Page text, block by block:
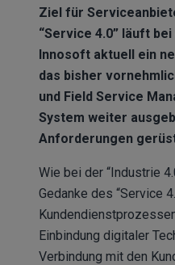
Ziel für
“Service 4.0” läuft
Innosoft aktuell ein
das bisher
und Field Service
System weiter
Anforderungen
Wie bei der “Industrie
Gedanke des “Service
Einbindung digitaler
Verbindung mit den